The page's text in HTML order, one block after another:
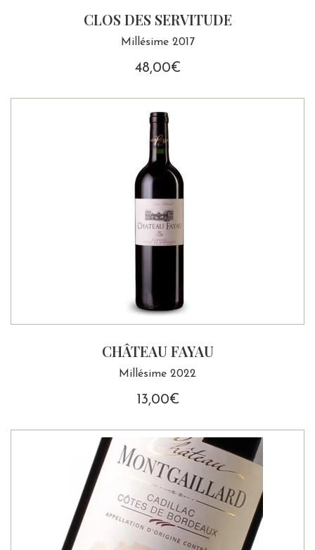
CLOS DES SERVITUDE
Millésime 2017
48,00€
CHÂTEAU FAYAU
Millésime 2022
13,00€